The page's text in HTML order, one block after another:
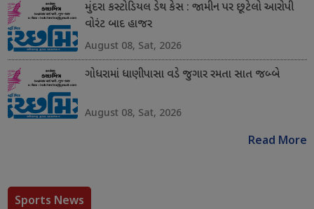
મુંદરા કસ્ટોડિયલ ડેથ કેસ : જામીન પર છૂટેલો આરોપી
વોરંટ બાદ હાજર
August 08, Sat, 2026
ગોધરામાં ધાણીપાસા વડે જુગાર રમતા સાત જબ્બે
August 08, Sat, 2026
Read More
Sports News